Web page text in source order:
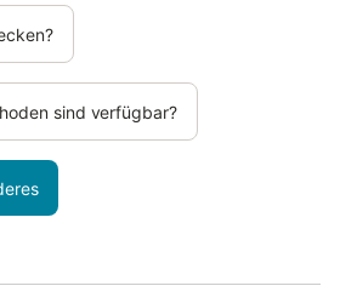
sind verfügbar?